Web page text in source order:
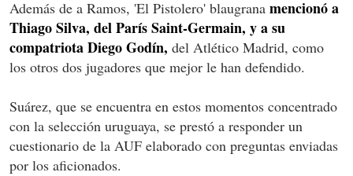
Además de a Ramos, 'El Pistolero' blaugrana mencionó a
Thiago Silva, del París Saint-Germain, y a su
compatriota Diego Godín, del Atlético Madrid, como
los otros dos jugadores que mejor le han defendido.
Suárez, que se encuentra en estos momentos concentrado
con la selección uruguaya, se prestó a responder un
cuestionario de la AUF elaborado con preguntas enviadas
por los aficionados.